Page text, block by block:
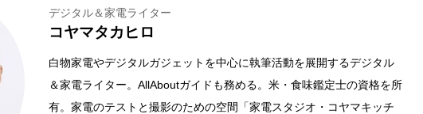
デジタル＆家電ライター
コヤマタカヒロ
白物家電やデジタルガジェットを中心に執筆活動を展開するデジタル
＆家電ライター。AllAboutガイドも務める。米・食味鑑定士の資格を所
有。家電のテストと撮影のための空間「家電スタジオ・コヤマキッチ